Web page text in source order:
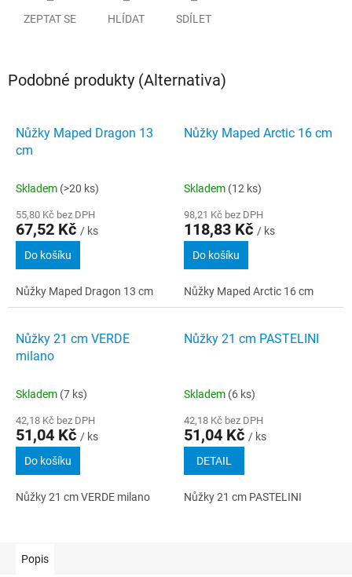
ZEPTAT SE HLÍDAT SDÍLET
Podobné produkty (Alternativa)
Nůžky Maped Dragon 13
cm
Skladem (>20 ks)
55,80 Kč bez DPH
67,52 Kč / ks
Do košíku
Nůžky Maped Dragon 13 cm
Nůžky Maped Arctic 16 cm
Skladem (12 ks)
98,21 Kč bez DPH
118,83 Kč / ks
Do košíku
Nůžky Maped Arctic 16 cm
Nůžky 21 cm VERDE
milano
Skladem (7 ks)
42,18 Kč bez DPH
51,04 Kč / ks
Do košíku
Nůžky 21 cm VERDE milano
Nůžky 21 cm PASTELINI
Skladem (6 ks)
42,18 Kč bez DPH
51,04 Kč / ks
DETAIL
Nůžky 21 cm PASTELINI
Popis